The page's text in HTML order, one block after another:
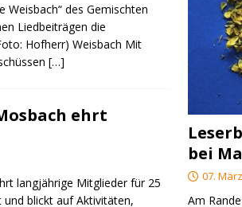
Weisbach“ des Gemischten
Liedbeiträgen die
Hofherr) Weisbach Mit
[…]
ehrt
langjährige Mitglieder für 25
und blickt auf Aktivitäten,
bei
07.
Am